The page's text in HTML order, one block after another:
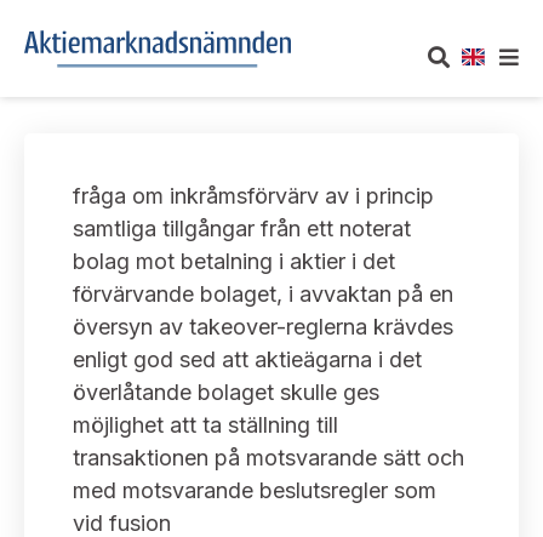
Om oss
Vårt uppdrag
Informationsgivning
Arbetssätt och jävsfrågor
Stadgar
Arbetsordning
UTTALANDEN
Om nämndens uttalanden
Framställningar och konsultation
Uttalanden sorterade efter publiceringsdatum
Samtliga uttalanden sorterade årsvis
Uttalanden sorterade ämnesvis
TAKEOVER-REGLER
Takeover-regler för reglerade marknader och vissa
handelsplattformar
AKTUELLT
Nyheter och pressmeddelanden
Prenumerera
KONTAKT
Kontakt angående ansökningar och uttalanden
fråga om inkråmsförvärv av i princip
samtliga tillgångar från ett noterat
bolag mot betalning i aktier i det
förvärvande bolaget, i avvaktan på en
översyn av takeover-reglerna krävdes
enligt god sed att aktieägarna i det
överlåtande bolaget skulle ges
möjlighet att ta ställning till
transaktionen på motsvarande sätt och
med motsvarande beslutsregler som
vid fusion